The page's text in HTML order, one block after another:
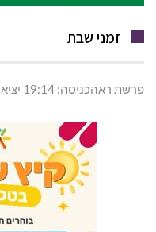
זמני שבת
פרשת ראהכניסה: 19:14 יציאה: 20:12